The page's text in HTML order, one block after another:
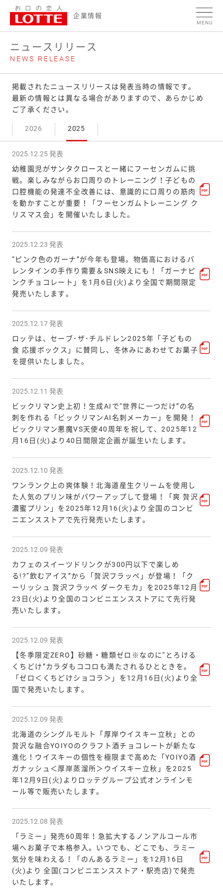
企業情報
MENU
ニュースリリース
NEWS RELEASE
掲載されたニュースリリースは発表当時の情報です。
最新の情報とは異なる場合がありますので、あらかじめ
ご了承ください。
2026 2025
2025.12.25 発表
幼稚園児がサンタクロースと一緒にフーセンガムに挑
戦。楽しみながらお口周りのトレーニング！子どもの
口腔機能の発達不全改善には、意識的に口周りの筋肉
を動かすことが重要！「フーセンガムトレーニング ク
リスマス会」を開催いたしました。
2025.12.23 発表
“ピンク色のガーナ”が今年も登場。物価高におけるバ
レンタインの手作り需要＆SNS映えにも！「ガーナピ
ンクチョコレート」を1月6日(火)より全国で期間限定
発売いたします。
2025.12.17 発表
ロッテは、セーブ･ザ･チルドレン2025年「子どもの
食 応援ボックス」に賛同し、冬休みにあわせてお菓子
を提供いたしました。
2025.12.11 発表
ビックリマン史上初！生成AIで“世界に一つだけ”の名
刺を作れる「ビックリマンAI名刺メーカー」を開発！
ビックリマン悪魔VS天使40周年を祝して、2025年12
月16日(火)より40日間限定企画が誕生いたします。
2025.12.10 発表
ワンランク上の爽体験！北海道産生クリームを使用し
た人気のプリン味がパワーアップして登場！「爽 贅沢
濃蜜プリン」を2025年12月16(火)より全国のコンビ
ニエンスストアで先行発売いたします。
2025.12.09 発表
カフェのスイーツドリンクが300円以下で楽しめ
る!?“飲むアイス”から「贅沢フラッペ」が登場！「ク
ーリッシュ 贅沢フラッペ ダークモカ」を2025年12月
23日(火)より全国のコンビニエンスストアにて先行発
売いたします。
2025.12.09 発表
【冬季限定ZERO】砂糖・糖類ゼロ※なのに“とろける
くちどけ”カラダもココロも満たされるひとときを。
「ゼロ＜くちどけショコラ＞」を12月16日(火)より全
国で発売いたします。
2025.12.09 発表
北海道のシングルモルト「厚岸ウイスキー立秋」との
贅沢な融合YOIYOのクラフト酒チョコレートが新たな
進化！ウイスキーの個性を極限まで高めた「YOIYO酒
ガナッシュ＜厚岸蒸溜所＞ウイスキー立秋」を2025
年12月9日(火)よりロッテグループ公式オンラインモ
ール等で販売いたします。
2025.12.08 発表
「ラミー」発売60周年！急拡大するノンアルコール市
場へお菓子で本格参入。いつでも、どこでも、ラミー
気分を味わえる！「のんあるラミー」を12月16日
(火)より 全国(コンビニエンスストア・駅売店)で発売
いたします。